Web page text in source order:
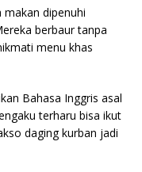
dipenuhi
berbaur tanpa
menu khas
Bahasa Inggris asal
terharu bisa ikut
daging kurban jadi